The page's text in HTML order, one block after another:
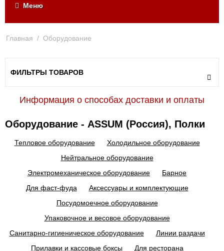
Меню
Главная / Оборудование
ФИЛЬТРЫ ТОВАРОВ
Информация о способах доставки и оплаты
Оборудование - ASSUM (Россия), Полки
Тепловое оборудование
Холодильное оборудование
Нейтральное оборудование
Электромеханическое оборудование
Барное
Для фаст-фуда
Аксессуары и комплектующие
Посудомоечное оборудование
Упаковочное и весовое оборудование
Санитарно-гигиеническое оборудование
Линии раздачи
Прилавки и кассовые боксы
Для ресторана